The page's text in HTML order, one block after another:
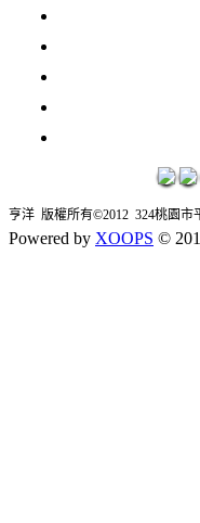
亨洋 版權所有©2012 324桃園市
Powered by XOOPS ©